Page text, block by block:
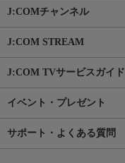
J:COMチャンネル
J:COM STREAM
J:COM TVサービスガイド
イベント・プレゼント
サポート・よくある質問